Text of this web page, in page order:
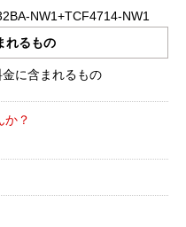
NW1+TCF4714-NW1
れるもの
か？